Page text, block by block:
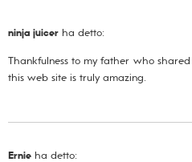
ninja juicer ha detto:
Thankfulness to my father who
this web site is truly amazing.
Ernie ha detto: